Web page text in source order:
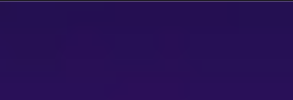
袋戲舞台作品，透過傳統技藝與現代劇場語彙交織，